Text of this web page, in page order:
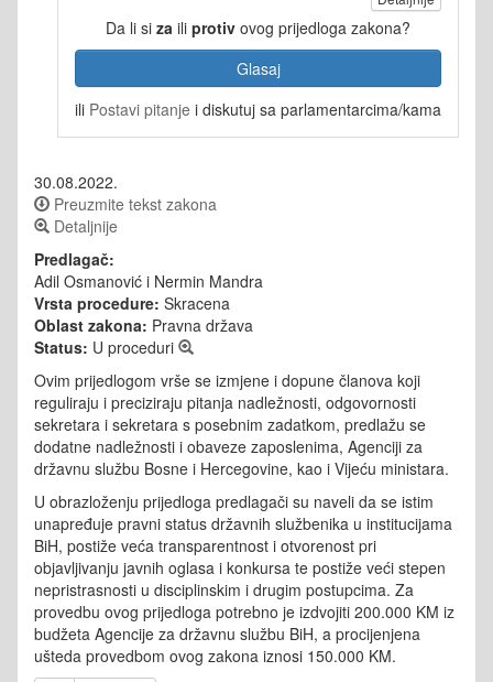
Da li si za ili protiv ovog prijedloga zakona?
Glasaj
ili Postavi pitanje i diskutuj sa parlamentarcima/kama
30.08.2022.
Preuzmite tekst zakona
Detaljnije
Predlagač:
Adil Osmanović i Nermin Mandra
Vrsta procedure: Skracena
Oblast zakona: Pravna država
Status: U proceduri
Ovim prijedlogom vrše se izmjene i dopune članova koji
reguliraju i preciziraju pitanja nadležnosti, odgovornosti
sekretara i sekretara s posebnim zadatkom, predlažu se
dodatne nadležnosti i obaveze zaposlenima, Agenciji za
državnu službu Bosne i Hercegovine, kao i Vijeću ministara.
U obrazloženju prijedloga predlagači su naveli da se istim
unapređuje pravni status državnih službenika u institucijama
BiH, postiže veća transparentnost i otvorenost pri
objavljivanju javnih oglasa i konkursa te postiže veći stepen
nepristrasnosti u disciplinskim i drugim postupcima. Za
provedbu ovog prijedloga potrebno je izdvojiti 200.000 KM iz
budžeta Agencije za državnu službu BiH, a procijenjena
ušteda provedbom ovog zakona iznosi 150.000 KM.